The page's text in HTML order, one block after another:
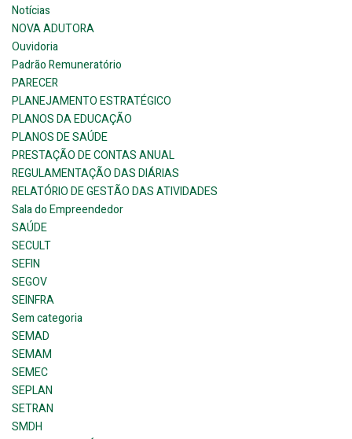
Notícias
NOVA ADUTORA
Ouvidoria
Padrão Remuneratório
PARECER
PLANEJAMENTO ESTRATÉGICO
PLANOS DA EDUCAÇÃO
PLANOS DE SAÚDE
PRESTAÇÃO DE CONTAS ANUAL
REGULAMENTAÇÃO DAS DIÁRIAS
RELATÓRIO DE GESTÃO DAS ATIVIDADES
Sala do Empreendedor
SAÚDE
SECULT
SEFIN
SEGOV
SEINFRA
Sem categoria
SEMAD
SEMAM
SEMEC
SEPLAN
SETRAN
SMDH